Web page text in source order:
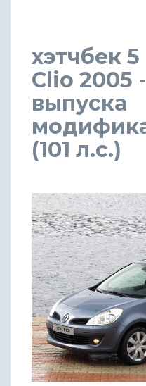
хэтчбек
Clio 2005
выпуска
(101 л.с.)